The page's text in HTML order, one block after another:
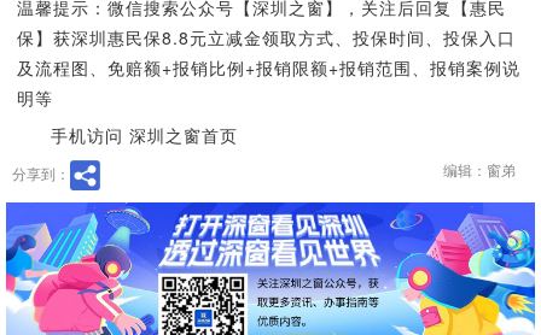
温馨提示：微信搜索公众号【深圳之窗】，关注后回复【惠民
保】获深圳惠民保8.8元立减金领取方式、投保时间、投保入口
及流程图、免赔额+报销比例+报销限额+报销范围、报销案例说
明等
手机访问 深圳之窗首页
分享到： 编辑：窗弟